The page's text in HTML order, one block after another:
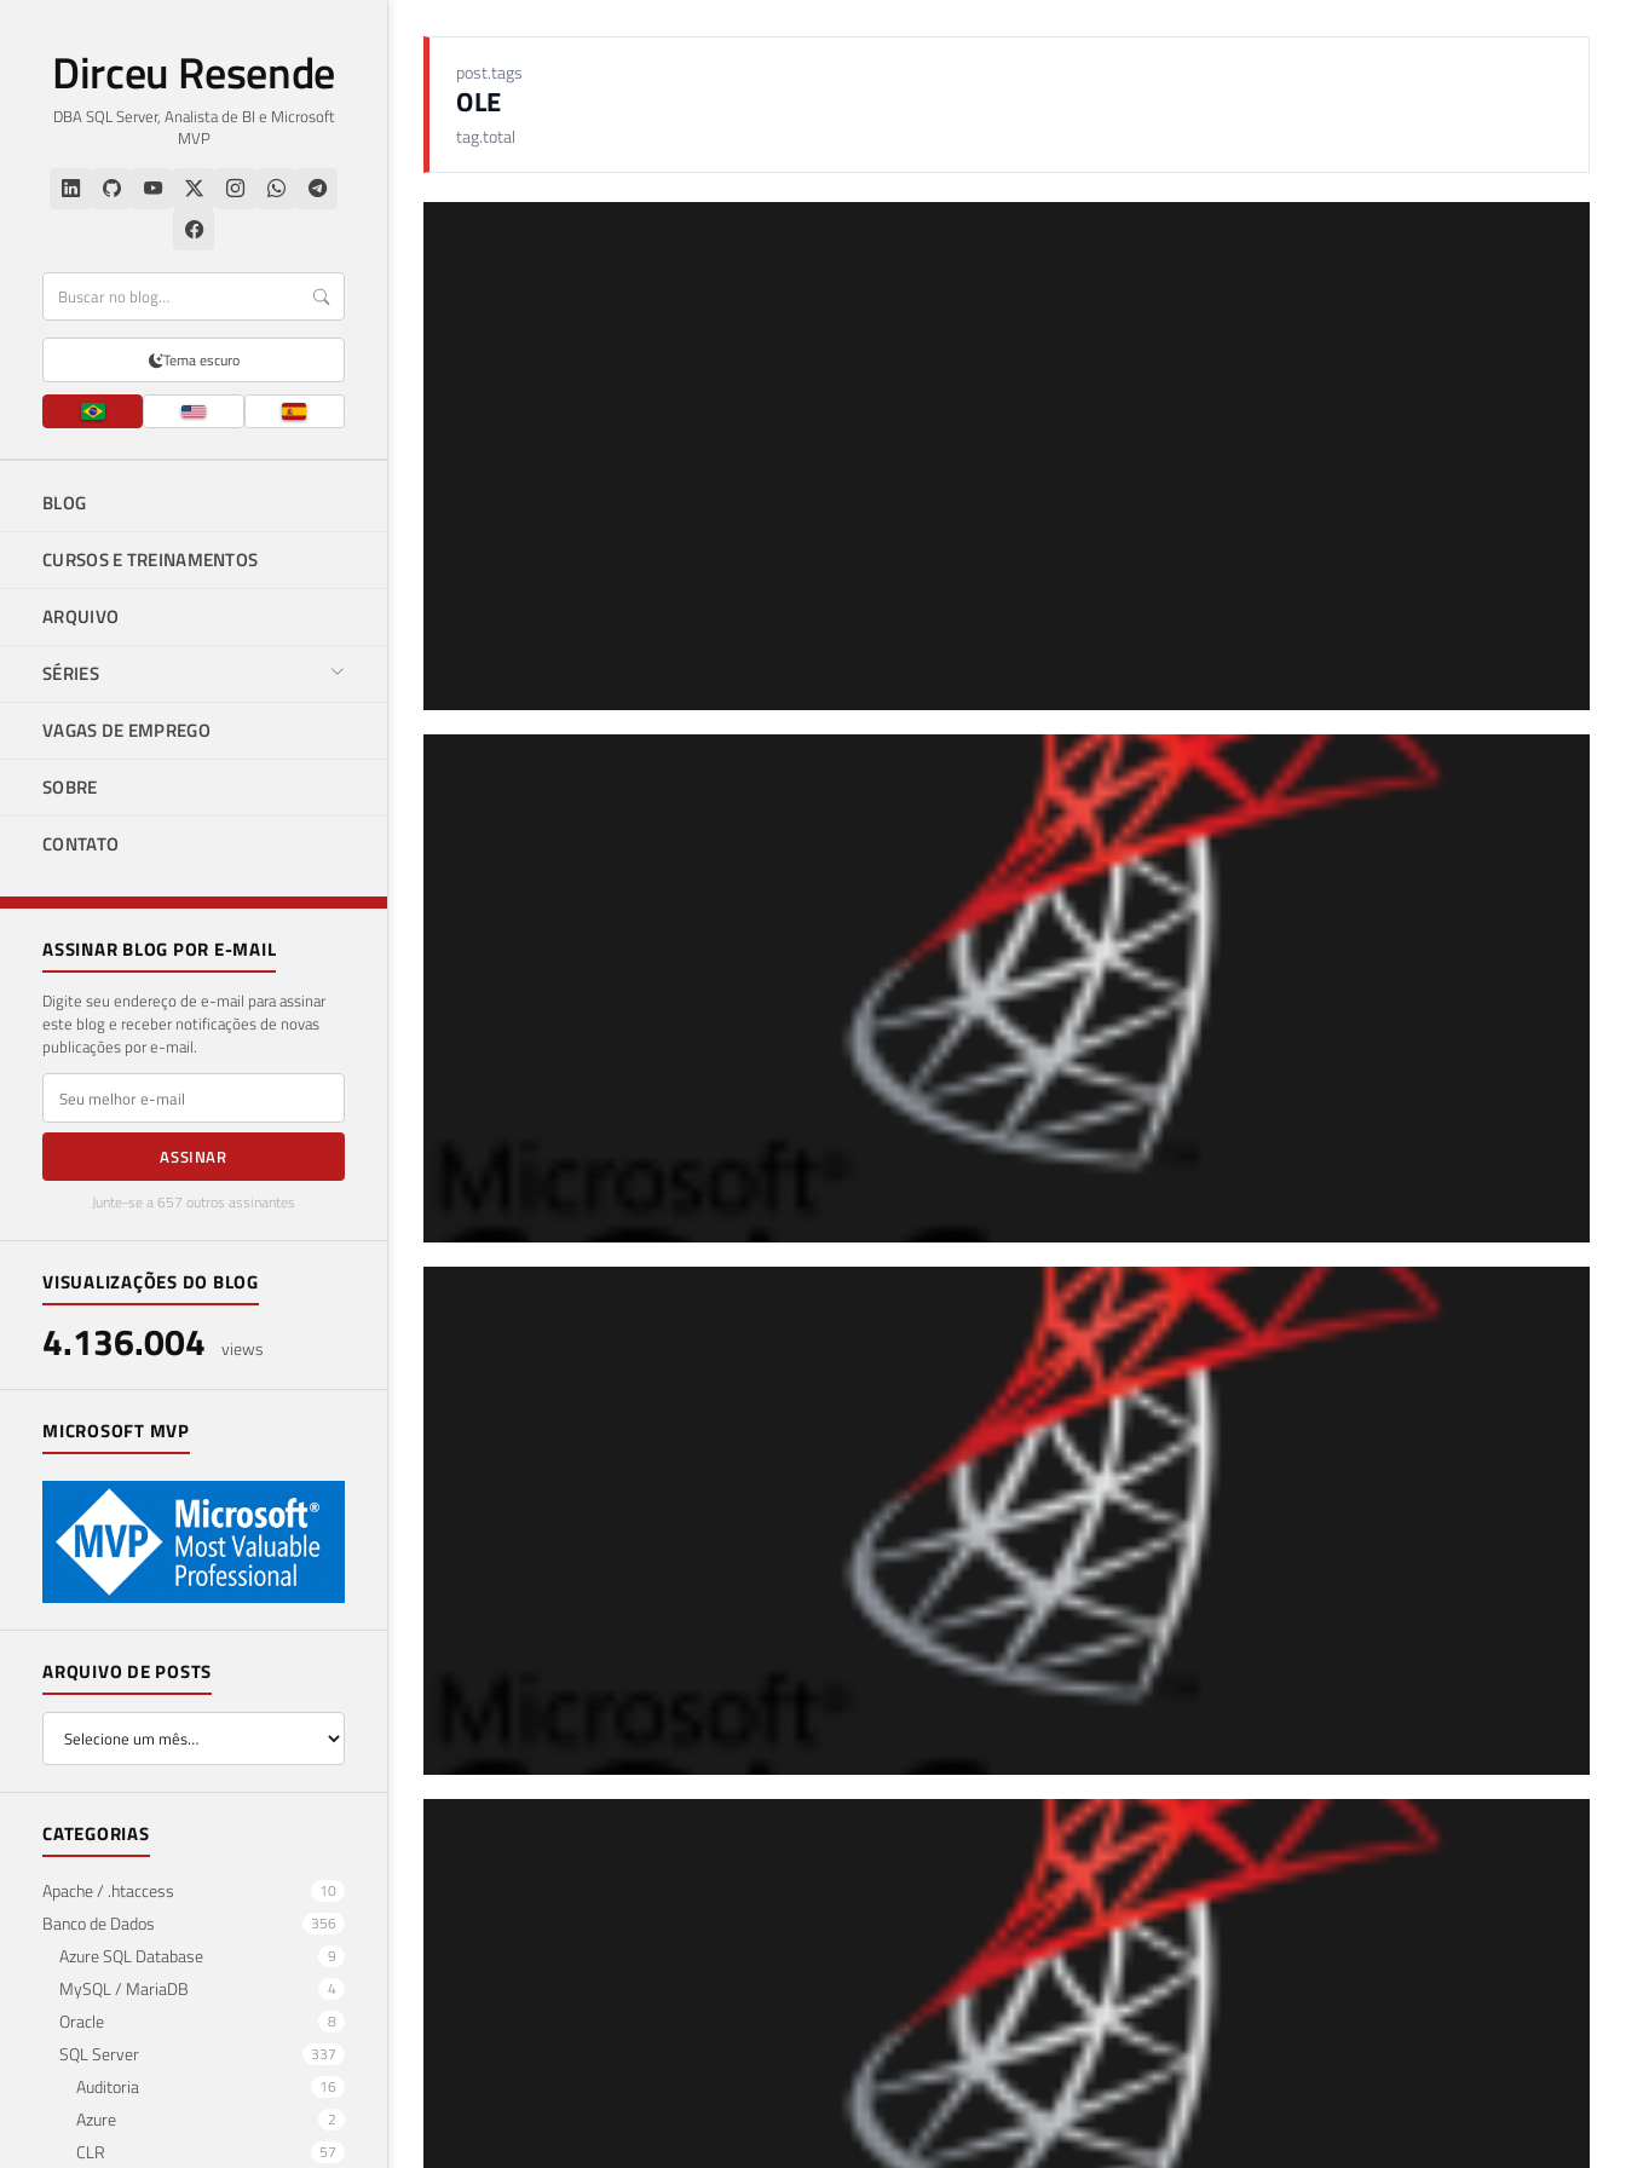
Dirceu Resende
DBA SQL Server, Analista de BI e Microsoft
MVP
Tema escuro
BLOG
CURSOS E TREINAMENTOS
ARQUIVO
SÉRIES
VAGAS DE EMPREGO
SOBRE
CONTATO
ASSINAR BLOG POR E-MAIL
Digite seu endereço de e-mail para assinar
este blog e receber notificações de novas
publicações por e-mail.
E-mail
ASSINAR
Junte-se a 657 outros assinantes
VISUALIZAÇÕES DO BLOG
4.136.004 views
MICROSOFT MVP
ARQUIVO DE POSTS
CATEGORIAS
Apache / .htaccess 10
Banco de Dados 356
Azure SQL Database 9
MySQL / MariaDB 4
Oracle 8
SQL Server 337
Auditoria 16
Azure 2
CLR 57
post.tags
OLE
tag.total
SQL Server - Como enviar mensagens para contatos,
grupos e listas de transmissão do Whatsapp via API
SQL Server - Permissões para utilizar OLE Automation
(Sim, a documentação está errada)
Operações com arquivos utilizando OLE Automation no